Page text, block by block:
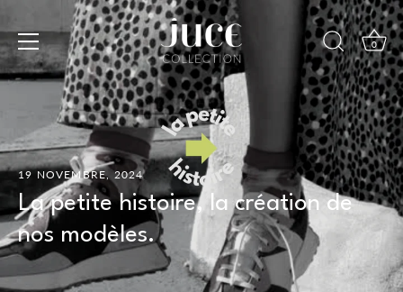
au
contenu
0
19 NOVEMBRE, 2024
La petite histoire, la création de
nos modèles.